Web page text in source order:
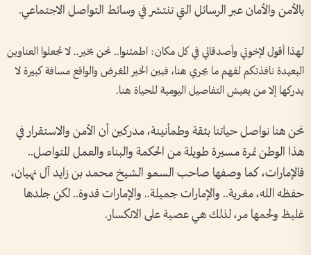
بالأمن والأمان عبر الرسائل التي تنتشر في وسائط التواصل الاجتماعي.
لهذا أقول لإخوتي وأصدقائي في كل مكان: اطمئنوا.. نحن بخير.. لا تجعلوا العناوين
البعيدة نافذتكم لفهم ما يجري هنا، فبين الخبر المغرض والواقع مسافة كبيرة لا
يدركها إلا من يعيش التفاصيل اليومية للحياة هنا.
نحن هنا نواصل حياتنا بثقة وطمأنينة، مدركين أن الأمن والاستقرار في
هذا الوطن ثمرة مسيرة طويلة من الحكمة والبناء والعمل المتواصل..
فالإمارات، كما وصفها صاحب السمو الشيخ محمد بن زايد آل نهيان،
حفظه الله، مغرية.. والإمارات جميلة.. والإمارات قدوة.. لكن جلدها
غليظ ولحمها مر، لذلك هي عصية على الانكسار.